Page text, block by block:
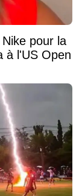
pour la
à l'US Open